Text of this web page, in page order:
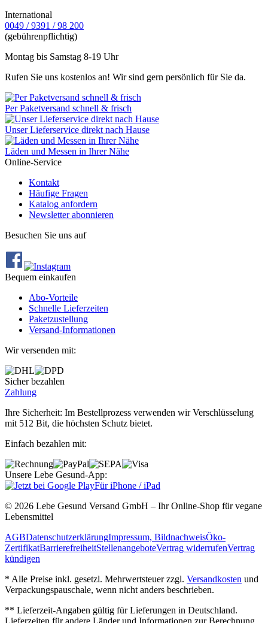
International
0049 / 9391 / 98 200
(gebührenpflichtig)
Montag bis Samstag 8-19 Uhr
Rufen Sie uns kostenlos an! Wir sind gern persönlich für Sie da.
Per Paketversand schnell & frisch
Unser Lieferservice direkt nach Hause
Läden und Messen in Ihrer Nähe
Online-Service
Kontakt
Häufige Fragen
Katalog anfordern
Newsletter abonnieren
Besuchen Sie uns auf
Bequem einkaufen
Abo‐Vorteile
Schnelle Lieferzeiten
Paketzustellung
Versand‐Informationen
Wir versenden mit:
Sicher bezahlen
Zahlung
Ihre Sicherheit: Im Bestellprozess verwenden wir Verschlüsselung
mit 512 Bit, die höchsten Schutz bietet.
Einfach bezahlen mit:
Unsere Lebe Gesund-App:
Für iPhone / iPad
© 2026 Lebe Gesund Versand GmbH – Ihr Online‐Shop für vegane
Lebensmittel
AGBDatenschutzerklärungImpressum, BildnachweisÖko‐
ZertifikatBarrierefreiheitStellenangeboteVertrag widerrufenVertrag
kündigen
* Alle Preise inkl. gesetzl. Mehrwertsteuer zzgl. Versandkosten und
Verpackungspauschale, wenn nicht anders beschrieben.
** Lieferzeit‐Angaben gültig für Lieferungen in Deutschland.
Lieferzeiten für andere Länder und Informationen zur Berechnung